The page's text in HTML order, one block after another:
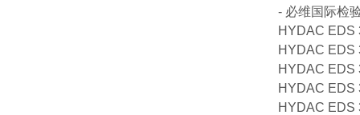
- 必维国际检
HYDAC EDS
HYDAC EDS
HYDAC EDS
HYDAC EDS
HYDAC EDS